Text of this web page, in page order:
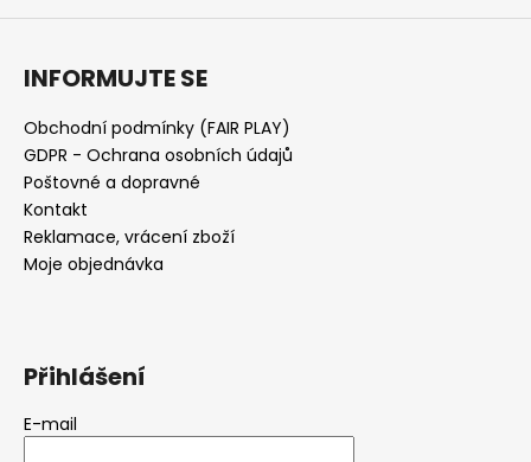
INFORMUJTE SE
Obchodní podmínky (FAIR PLAY)
GDPR - Ochrana osobních údajů
Poštovné a dopravné
Kontakt
Reklamace, vrácení zboží
Moje objednávka
Přihlášení
E-mail